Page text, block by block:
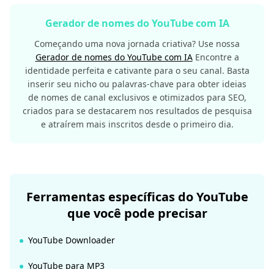
Gerador de nomes do YouTube com IA
Começando uma nova jornada criativa? Use nossa
Gerador de nomes do YouTube com IAEncontre a
identidade perfeita e cativante para o seu canal. Basta
inserir seu nicho ou palavras-chave para obter ideias
de nomes de canal exclusivos e otimizados para SEO,
criados para se destacarem nos resultados de pesquisa
e atraírem mais inscritos desde o primeiro dia.
Ferramentas específicas do YouTube
que você pode precisar
YouTube Downloader
YouTube para MP3